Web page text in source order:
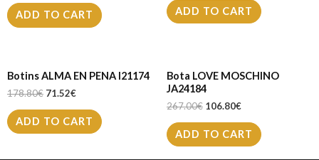
ADD TO CART ADD TO CART
Botins ALMA EN PENA I21174
178.80€ 71.52€
ADD TO CART
Bota LOVE MOSCHINO
JA24184
267.00€ 106.80€
ADD TO CART